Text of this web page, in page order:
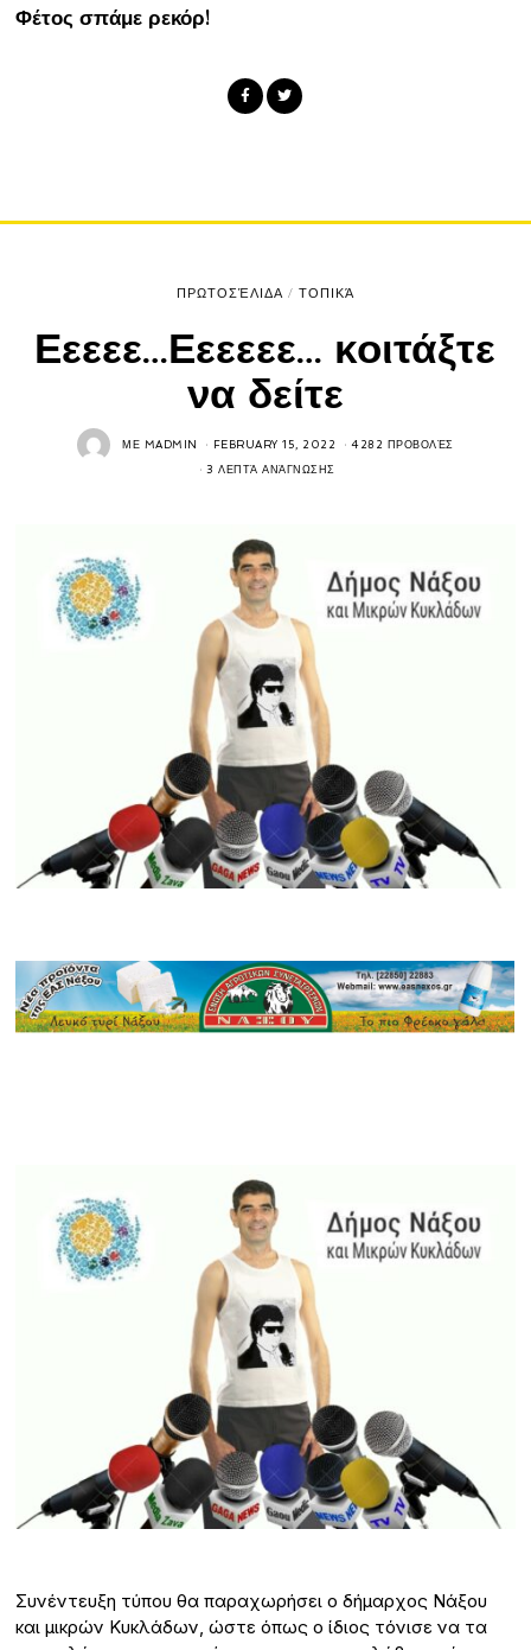
Φέτος σπάμε ρεκόρ!
ΠΡΩΤΟΣΈΛΙΔΑ / ΤΟΠΙΚΆ
Εεεεε…Εεεεεε… κοιτάξτε
να δείτε
ΜΕ MADMIN FEBRUARY 15, 2022 4282 ΠΡΟΒΟΛΈΣ
3 ΛΕΠΤΆ ΑΝΆΓΝΩΣΗΣ
Συνέντευξη τύπου θα παραχωρήσει ο δήμαρχος Νάξου
και μικρών Κυκλάδων, ώστε όπως ο ίδιος τόνισε να τα